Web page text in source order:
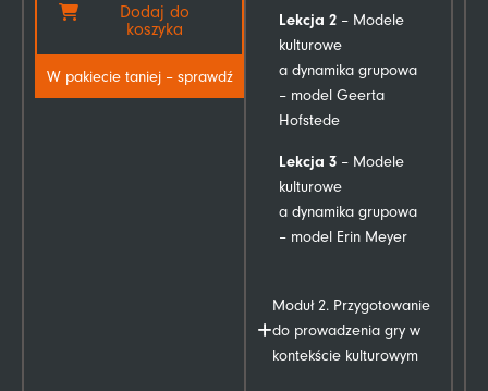
Dodaj do
koszyka
W pakiecie taniej – sprawdź
Lekcja 2 – Modele
kulturowe
a dynamika grupowa
– model Geerta
Hofstede
Lekcja 3 – Modele
kulturowe
a dynamika grupowa
– model Erin Meyer
Moduł 2. Przygotowanie
do prowadzenia gry w
kontekście kulturowym